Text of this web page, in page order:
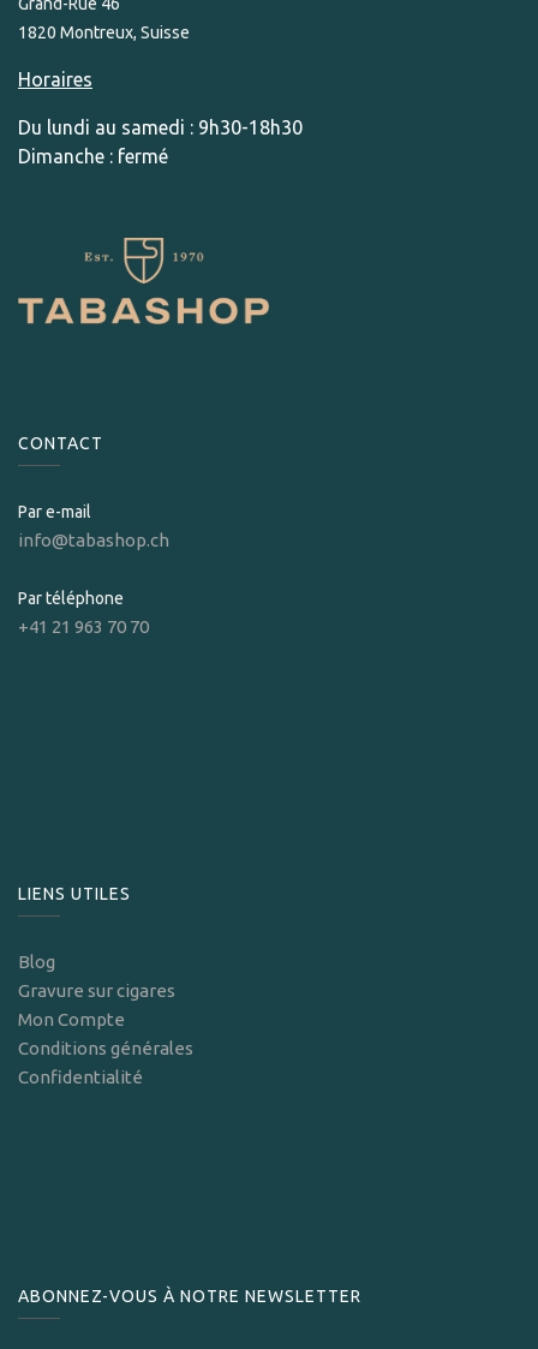
1820 Montreux, Suisse
Horaires
Du lundi au samedi : 9h30-18h30
Dimanche : fermé
CONTACT
Par e-mail
info@tabashop.ch
Par téléphone
+41 21 963 70 70
LIENS UTILES
Blog
Gravure sur cigares
Mon Compte
Conditions générales
Confidentialité
ABONNEZ-VOUS À NOTRE NEWSLETTER